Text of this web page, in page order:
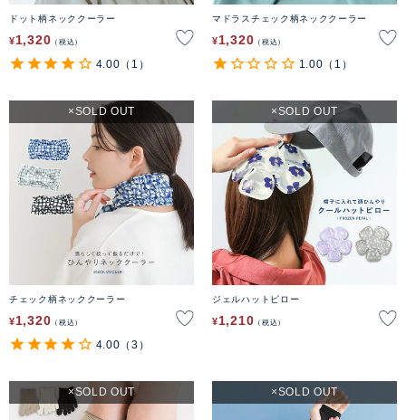
ドット柄ネッククーラー
¥1,320 税込
4.00 （1）
マドラスチェック柄ネッククーラー
¥1,320 税込
1.00 （1）
チェック柄ネッククーラー
¥1,320 税込
SOLD OUT
4.00 （3）
ジェルハットピロー
¥1,210 税込
SOLD OUT
SOLD OUT SOLD OUT